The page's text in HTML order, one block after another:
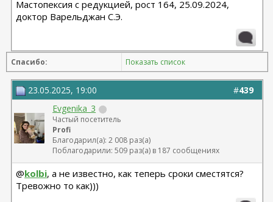
Мастопексия с редукцией, рост 164, 25.09.2024,
доктор Варельджан С.Э.
Спасибо: Показать список
#439
23.05.2025, 19:00
Evgenika_3
Частый посетитель
Profi
Благодарил(а): 2 008 раз(а)
Поблагодарили: 509 раз(а) в 187 сообщениях
@kolbi, а не известно, как теперь сроки сместятся?
Тревожно то как)))